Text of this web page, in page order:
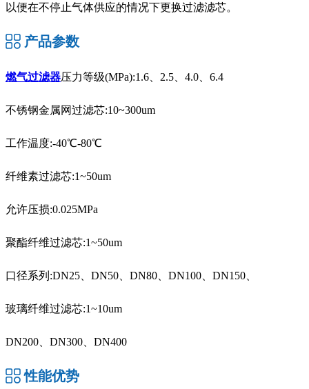
以便在不停止气体供应的情况下更换过滤滤芯。
产品参数
燃气过滤器压力等级(MPa):1.6、2.5、4.0、6.4
不锈钢金属网过滤芯:10~300um
工作温度:-40℃-80℃
纤维素过滤芯:1~50um
允许压损:0.025MPa
聚酯纤维过滤芯:1~50um
口径系列:DN25、DN50、DN80、DN100、DN150、
玻璃纤维过滤芯:1~10um
DN200、DN300、DN400
性能优势